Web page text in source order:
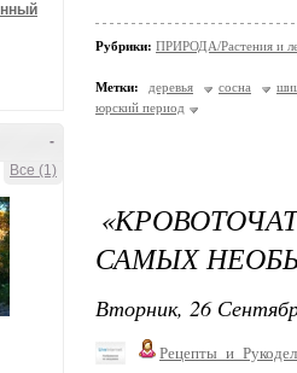
-
Все (1)
Рубрики: ПРИРОДА/Растения и
Метки: деревья сосна
юрский период
САМЫХ
Вторник, 26